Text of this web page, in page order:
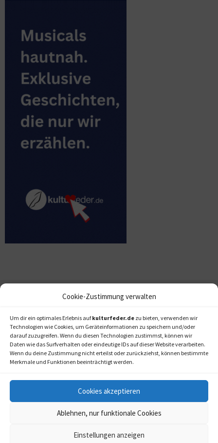
Cookie-Zustimmung verwalten
Um dir ein optimales Erlebnis aufkulturfeder.de zu bieten, verwenden wir
Technologien wie Cookies, um Geräteinformationen zu speichern und/oder
darauf zuzugreifen. Wenn du diesen Technologien zustimmst, können wir
Daten wie das Surfverhalten oder eindeutige IDs auf dieser Website verarbeiten.
Wenn du deine Zustimmung nicht erteilst oder zurückziehst, können bestimmte
Merkmale und Funktionen beeinträchtigt werden.
Cookies akzeptieren
Ablehnen, nur funktionale Cookies
Einstellungen anzeigen